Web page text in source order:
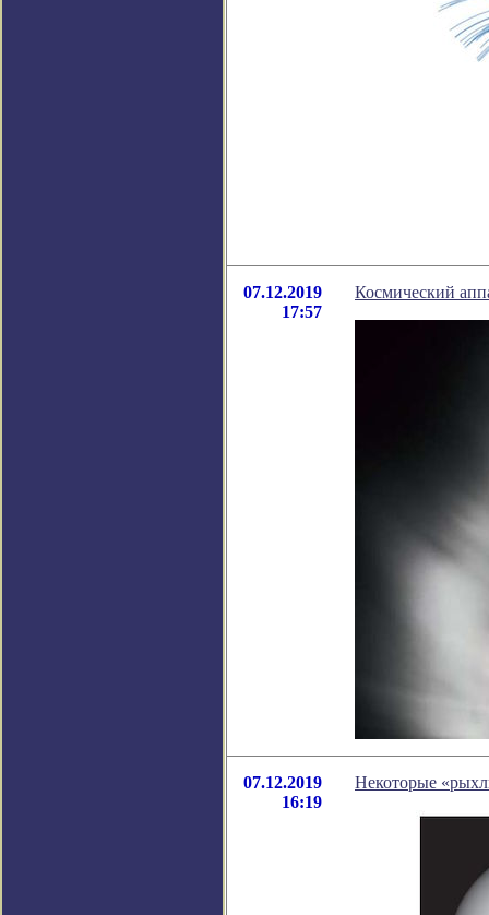
07.12.2019
17:57
Космический
07.12.2019
16:19
Некоторые